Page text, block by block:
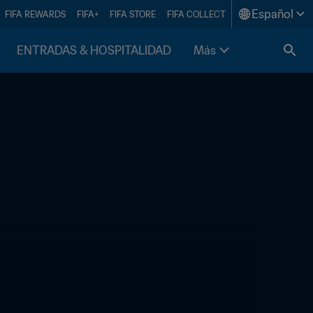
FIFA REWARDS FIFA+ FIFA STORE FIFA COLLECT Español
ENTRADAS & HOSPITALIDAD Más